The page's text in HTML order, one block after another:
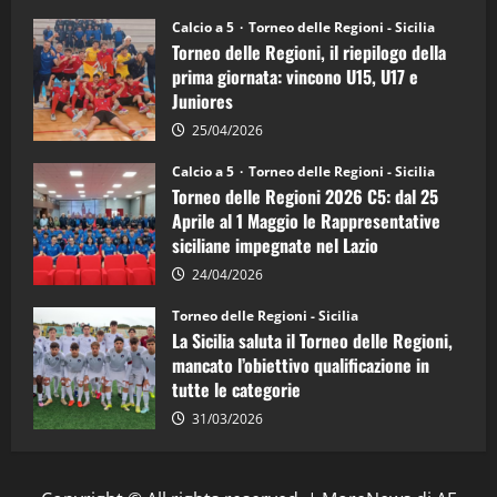
Juniores
è
vicecampione
d’Italia
Calcio a 5 Torneo delle Regioni - Sicilia
Torneo delle Regioni, il riepilogo della
prima giornata: vincono U15, U17 e
Juniores
25/04/2026
Calcio a 5 Torneo delle Regioni - Sicilia
Torneo delle Regioni 2026 C5: dal 25
Aprile al 1 Maggio le Rappresentative
siciliane impegnate nel Lazio
24/04/2026
Torneo delle Regioni - Sicilia
La Sicilia saluta il Torneo delle Regioni,
mancato l’obiettivo qualificazione in
tutte le categorie
31/03/2026